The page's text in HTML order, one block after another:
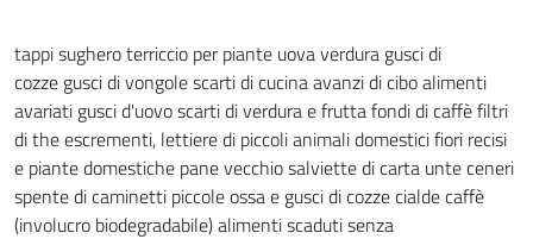
tappi sugheroterriccio per piante uovaverdura gusci di
cozze gusci di vongolescarti di cucinaavanzi di ciboalimenti
avariati gusci d'uovoscarti di verdura e fruttafondi di caffèfiltri
di theescrementi, lettiere di piccoli animali domesticifiori recisi
e piante domestiche pane vecchiosalviette di carta unteceneri
spente di caminetti piccole ossa e gusci di cozzecialde caffè
(involucro biodegradabile)alimenti scaduti senza